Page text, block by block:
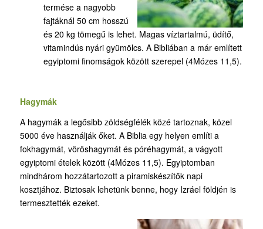
termése a nagyobb
fajtáknál 50 cm hosszú
és 20 kg tömegű is lehet. Magas víztartalmú, üdítő,
vitamindús nyári gyümölcs. A Bibliában a már említett
egyiptomi finomságok között szerepel (4Mózes 11,5).
Hagymák
A hagymák a legősibb zöldségfélék közé tartoznak, közel
5000 éve használják őket. A Biblia egy helyen említi a
fokhagymát, vöröshagymát és póréhagymát, a vágyott
egyiptomi ételek között (4Mózes 11,5). Egyiptomban
mindhárom hozzátartozott a piramiskészítők napi
kosztjához. Biztosak lehetünk benne, hogy Izráel földjén is
termesztették ezeket.